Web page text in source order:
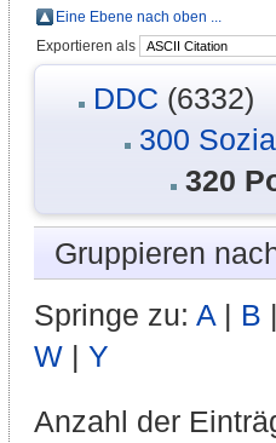
Eine Ebene nach oben ...
Exportieren als
DDC (6332)
300
320
Gruppieren
Springe zu: A | B
W | Y
Anzahl der